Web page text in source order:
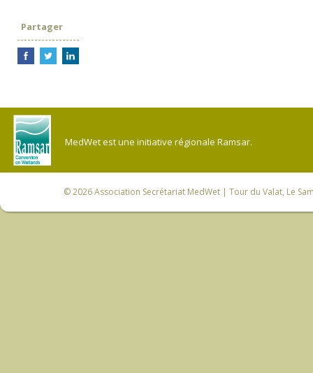
Partager
MedWet est une initiative régionale Ramsar.
© 2026Association Secrétariat MedWet | Tour du Valat, Le